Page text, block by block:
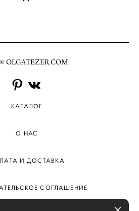
OLGATEZER.COM
КАТАЛОГ
О НАС
И ДОСТАВКА
СОГЛАШЕНИЕ